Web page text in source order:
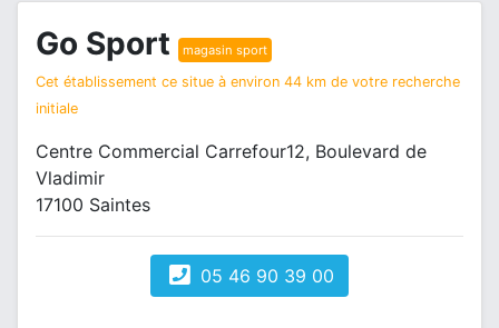
Go Sport magasin sport
Cet établissement ce situe à environ 44 km de votre recherche
initiale
Centre Commercial Carrefour12, Boulevard de
Vladimir
17100 Saintes
05 46 90 39 00